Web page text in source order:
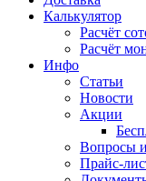
Калькулятор
Расчёт
Расчёт
Инфо
Статьи
Новости
Акции
Вопросы
Прайс-